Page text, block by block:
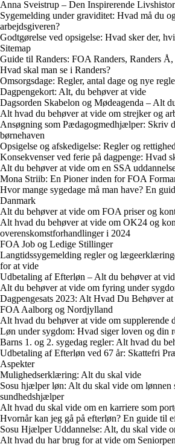
Anna Sveistrup – Den Inspirerende
Sygemelding under graviditet: Hvad må du
arbejdsgiveren?
Godtgørelse ved opsigelse: Hvad sker der,
Sitemap
Guide til Randers: FOA Randers, Randers
Hvad skal man se i Randers?
Omsorgsdage: Regler, antal dage og nye
Dagpengekort: Alt, du behøver at vide
Dagsorden Skabelon og Mødeagenda – Alt
Alt hvad du behøver at vide om strejker og
Ansøgning som Pædagogmedhjælper: Skriv
børnehaven
Opsigelse og afskedigelse: Regler og
Konsekvenser ved ferie på dagpenge: Hvad
Alt du behøver at vide om en SSA
Mona Striib: En Pioner inden for FOA
Hvor mange sygedage må man have? En
Danmark
Alt du behøver at vide om FOA priser og
Alt hvad du behøver at vide om OK24 og
overenskomstforhandlinger i 2024
FOA Job og Ledige Stillinger
Langtidssygemelding regler og
for at vide
Udbetaling af Efterløn – Alt du behøver at
Alt du behøver at vide om fyring under
Dagpengesats 2023: Alt Hvad Du Behøver
FOA Aalborg og Nordjylland
Alt hvad du behøver at vide om supplerende
Løn under sygdom: Hvad siger loven og din
Barns 1. og 2. sygedag regler: Alt hvad du
Udbetaling af Efterløn ved 67 år: Skattefri
Aspekter
Mulighedserklæring: Alt du skal vide
Sosu hjælper løn: Alt du skal vide om lønnen
sundhedshjælper
Alt hvad du skal vide om en karriere som
Hvornår kan jeg gå på efterløn? En guide til
Sosu Hjælper Uddannelse: Alt, du skal vide
Alt hvad du har brug for at vide om